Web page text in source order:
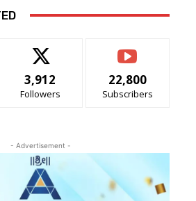
3,912
Followers
22,800
Subscribers
- Advertisement -